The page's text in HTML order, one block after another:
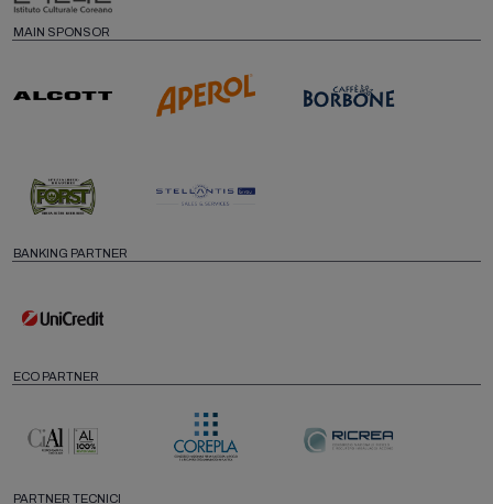
MAIN SPONSOR
BANKING PARTNER
ECO PARTNER
PARTNER TECNICI